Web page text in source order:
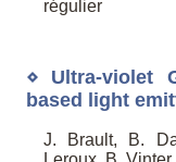
régulier
⋄ Ultra-violet
based light
J. Brault, B.